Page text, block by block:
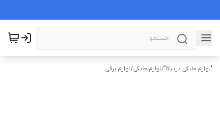
"لوازم خانگی درنیکا"/لوازم خانگی/لوازم برقی